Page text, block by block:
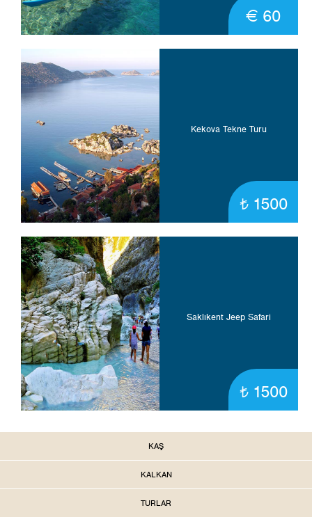
€ 60
Kekova Tekne Turu
t1500
Saklıkent Jeep Safari
t1500
KAŞ
KALKAN
TURLAR